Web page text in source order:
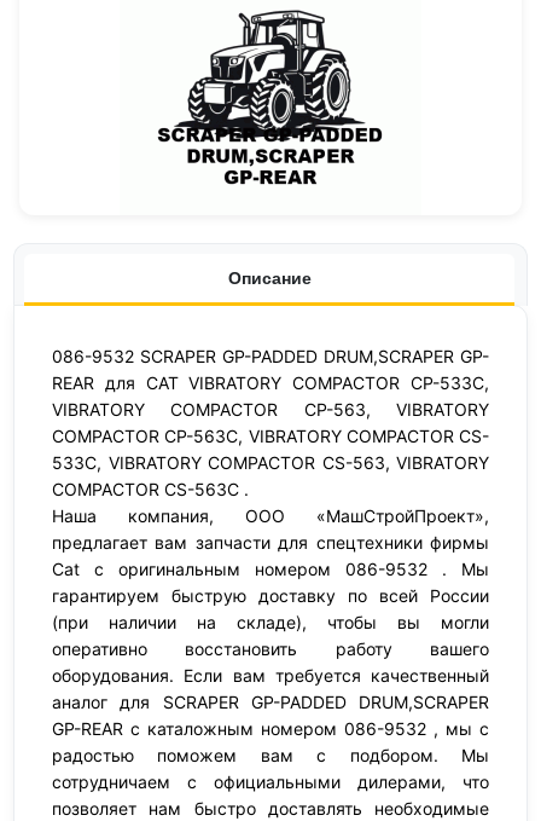
Описание
086-9532 SCRAPER GP-PADDED DRUM,SCRAPER GP-
REAR для CAT VIBRATORY COMPACTOR CP-533C,
VIBRATORY COMPACTOR CP-563, VIBRATORY
COMPACTOR CP-563C, VIBRATORY COMPACTOR CS-
533C, VIBRATORY COMPACTOR CS-563, VIBRATORY
COMPACTOR CS-563C .
Наша компания, ООО «МашСтройПроект»,
предлагает вам запчасти для спецтехники фирмы
Cat с оригинальным номером 086-9532 . Мы
гарантируем быструю доставку по всей России
(при наличии на складе), чтобы вы могли
оперативно восстановить работу вашего
оборудования. Если вам требуется качественный
аналог для SCRAPER GP-PADDED DRUM,SCRAPER
GP-REAR с каталожным номером 086-9532 , мы с
радостью поможем вам с подбором. Мы
сотрудничаем с официальными дилерами, что
позволяет нам быстро доставлять необходимые